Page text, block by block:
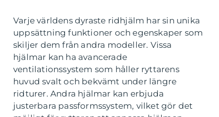
Varje världens dyraste ridhjälm har sin unika
uppsättning funktioner och egenskaper som
skiljer dem från andra modeller. Vissa
hjälmar kan ha avancerade
ventilationssystem som håller ryttarens
huvud svalt och bekvämt under längre
ridturer. Andra hjälmar kan erbjuda
justerbara passformssystem, vilket gör det